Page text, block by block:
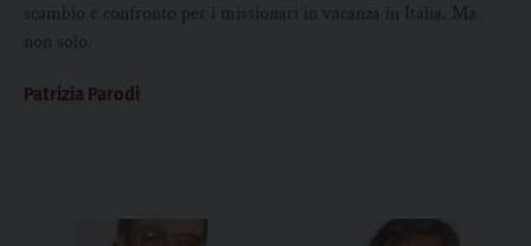
scambio e confronto per i missionari in vacanza in Italia. Ma
non solo.
Patrizia Parodi